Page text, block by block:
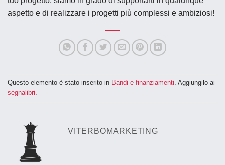
aspetto e di realizzare i progetti più complessi e ambiziosi!
Questo elemento è stato inserito in Bandi e finanziamenti. Aggiungilo ai
segnalibri.
VITERBOMARKETING